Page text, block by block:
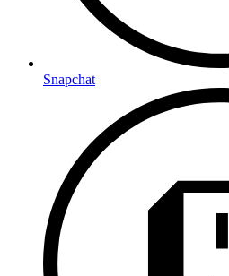
Snapchat